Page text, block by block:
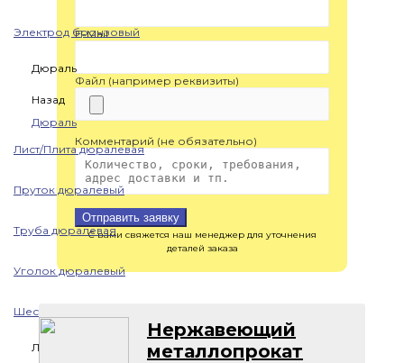
Электрод бронзовый
Дюраль
Назад
Дюраль
Лист/Плита дюралевая
Пруток дюралевый
Труба дюралевая
Уголок дюралевый
Шестигранник дюралевый
Латунь
E-Mail
Файл (например реквизиты)
Комментарий (не обязательно)
Отправить заявку
С вами свяжется наш менеджер для уточнения
деталей заказа
Нержавеющий
металлопрокат